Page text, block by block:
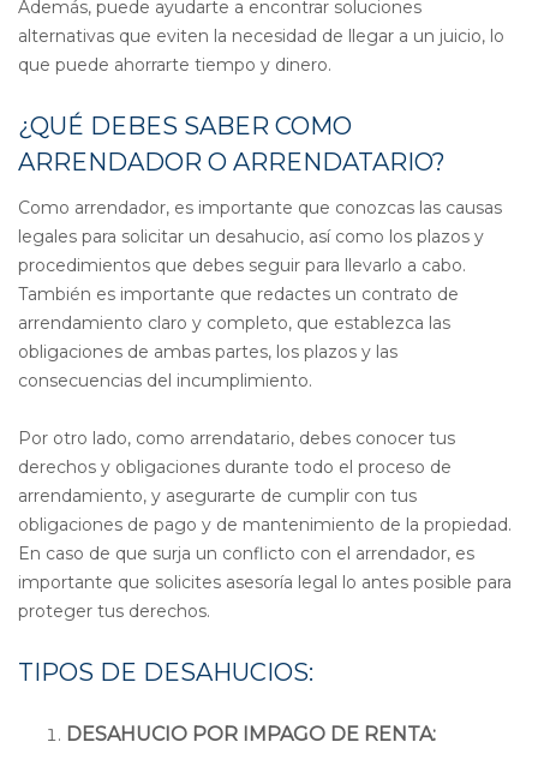
Además, puede ayudarte a encontrar soluciones
alternativas que eviten la necesidad de llegar a un juicio, lo
que puede ahorrarte tiempo y dinero.
¿QUÉ DEBES SABER COMO
ARRENDADOR O ARRENDATARIO?
Como arrendador, es importante que conozcas las causas
legales para solicitar un desahucio, así como los plazos y
procedimientos que debes seguir para llevarlo a cabo.
También es importante que redactes un contrato de
arrendamiento claro y completo, que establezca las
obligaciones de ambas partes, los plazos y las
consecuencias del incumplimiento.
Por otro lado, como arrendatario, debes conocer tus
derechos y obligaciones durante todo el proceso de
arrendamiento, y asegurarte de cumplir con tus
obligaciones de pago y de mantenimiento de la propiedad.
En caso de que surja un conflicto con el arrendador, es
importante que solicites asesoría legal lo antes posible para
proteger tus derechos.
TIPOS DE DESAHUCIOS:
DESAHUCIO POR IMPAGO DE RENTA: